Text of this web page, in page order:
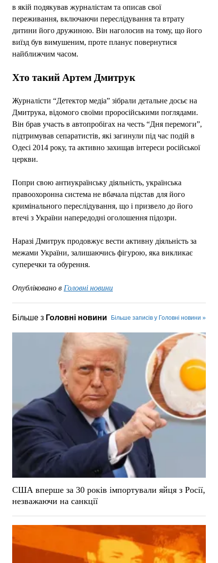
в якій подякував журналістам та описав свої
переживання, включаючи переслідування та втрату
дитини його дружиною. Він наголосив на тому, що його
виїзд був вимушеним, проте планує повернутися
найближчим часом.
Хто такий Артем Дмитрук
Журналісти “Детектор медіа” зібрали детальне досьє на
Дмитрука, відомого своїми проросійськими поглядами.
Він брав участь в автопробігах на честь “Дня перемоги”,
підтримував сепаратистів, які загинули під час подій в
Одесі 2014 року, та активно захищав інтереси російської
церкви.
Попри свою антиукраїнську діяльність, українська
правоохоронна система не вбачала підстав для його
кримінального переслідування, що і призвело до його
втечі з України напередодні оголошення підозри.
Наразі Дмитрук продовжує вести активну діяльність за
межами України, залишаючись фігурою, яка викликає
суперечки та обурення.
Опубліковано в Головні новини
Більше з Головні новини Більше записів у Головні новини »
США вперше за 30 років імпортували яйця з Росії,
незважаючи на санкції